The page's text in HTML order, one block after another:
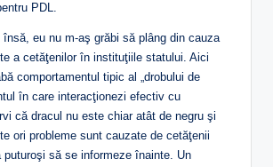
PDL.
însă, eu nu m-aş grăbi să plâng din cauza
a cetăţenilor în instituţiile statului. Aici
comportamentul tipic al „drobului de
în care interacţionezi efectiv cu
că dracul nu este chiar atât de negru şi
ori probleme sunt cauzate de cetăţenii
să se informeze înainte. Un